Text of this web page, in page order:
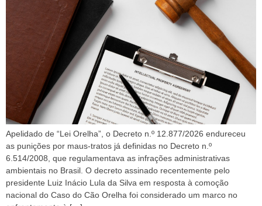
Apelidado de “Lei Orelha”, o Decreto n.º 12.877/2026 endureceu
as punições por maus-tratos já definidas no Decreto n.º
6.514/2008, que regulamentava as infrações administrativas
ambientais no Brasil. O decreto assinado recentemente pelo
presidente Luiz Inácio Lula da Silva em resposta à comoção
nacional do Caso do Cão Orelha foi considerado um marco no